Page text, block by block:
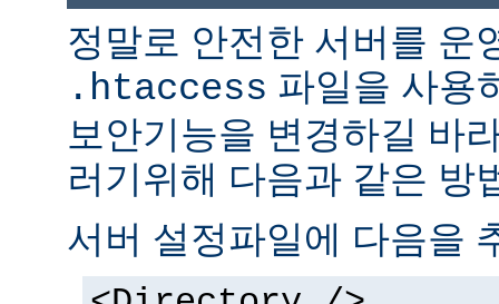
정말로 안전한 서버를 운
.htaccess 파일을 사용
보안기능을 변경하길 바
러기위해 다음과 같은 방
서버 설정파일에 다음을